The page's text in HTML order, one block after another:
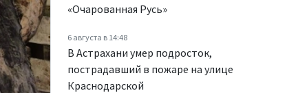
«Очарованная Русь»
6 августа в 14:48
В Астрахани умер подросток,
пострадавший в пожаре на улице
Краснодарской